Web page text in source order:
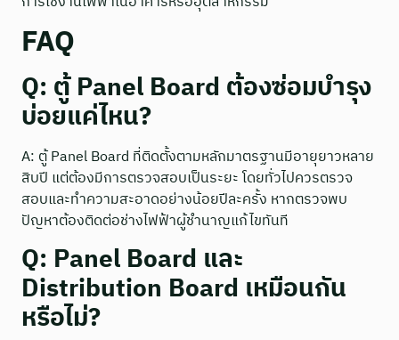
FAQ
Q: ตู้ Panel Board ต้องซ่อมบำรุง
บ่อยแค่ไหน?
A: ตู้ Panel Board ที่ติดตั้งตามหลักมาตรฐานมีอายุยาวหลาย
สิบปี แต่ต้องมีการตรวจสอบเป็นระยะ โดยทั่วไปควรตรวจ
สอบและทำความสะอาดอย่างน้อยปีละครั้ง หากตรวจพบ
ปัญหาต้องติดต่อช่างไฟฟ้าผู้ชำนาญแก้ไขทันที
Q: Panel Board และ
Distribution Board เหมือนกัน
หรือไม่?